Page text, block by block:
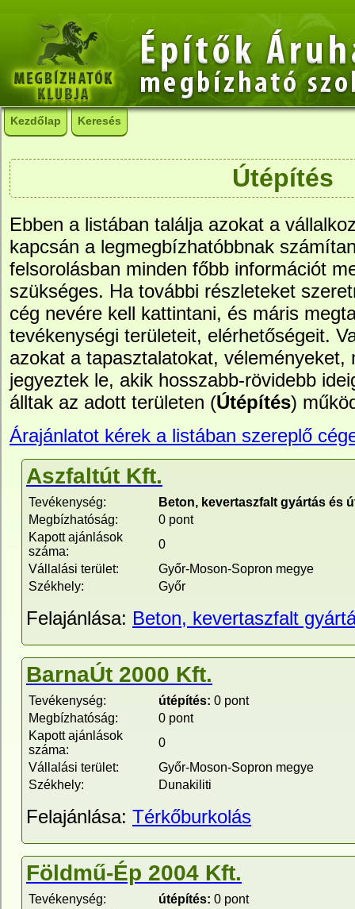
Kezdőlap Keresés
Útépítés
Ebben a listában találja azokat a
kapcsán a legmegbízhatóbbnak
felsorolásban minden főbb információt
szükséges. Ha további részleteket
cég nevére kell kattintani, és máris
tevékenységi területeit, elérhetőségeit.
azokat a tapasztalatokat, véleményeket,
jegyeztek le, akik hosszabb-rövidebb
álltak az adott területen (Útépítés)
Árajánlatot kérek a listában szereplő
Aszfaltút Kft.
Tevékenység:
Beton, kevertaszfalt gyártás és
Megbízhatóság:
0 pont
Kapott ajánlások
száma:
0
Vállalási terület:
Győr-Moson-Sopron megye
Székhely:
Győr
Felajánlása: Beton, kevertaszfalt
BarnaÚt 2000 Kft.
Tevékenység: útépítés: 0 pont
Megbízhatóság:
0 pont
Kapott ajánlások
száma:
0
Vállalási terület:
Győr-Moson-Sopron megye
Székhely:
Dunakiliti
Felajánlása: Térkőburkolás
Földmű-Ép 2004 Kft.
Tevékenység: útépítés: 0 pont